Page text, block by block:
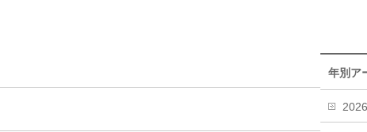
年別ア